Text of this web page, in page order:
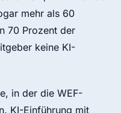
mehr als 60
70 Prozent der
keine KI-
in der die WEF-
KI-Einführung mit